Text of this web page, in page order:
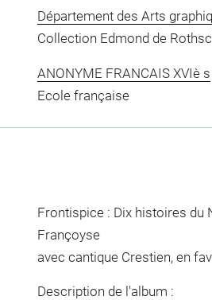
Département des Arts
Collection Edmond de
ANONYME FRANCAIS XVIè s
Ecole française
Frontispice : Dix histoires du
Françoyse
avec cantique Crestien, en
Description de l'album :